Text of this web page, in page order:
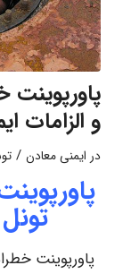
و الزامات
در ایمنی معادن /
پاورپوینت